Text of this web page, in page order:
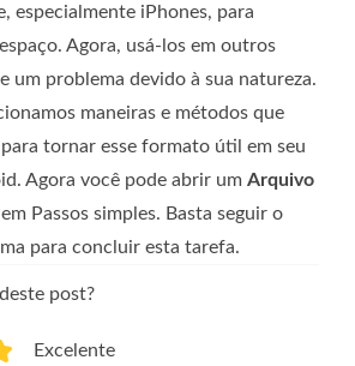
especialmente iPhones, para
Agora, usá-los em outros
um problema devido à sua natureza.
maneiras e métodos que
tornar esse formato útil em seu
Agora você pode abrir um Arquivo
em Passos simples. Basta seguir o
para concluir esta tarefa.
post?
Excelente